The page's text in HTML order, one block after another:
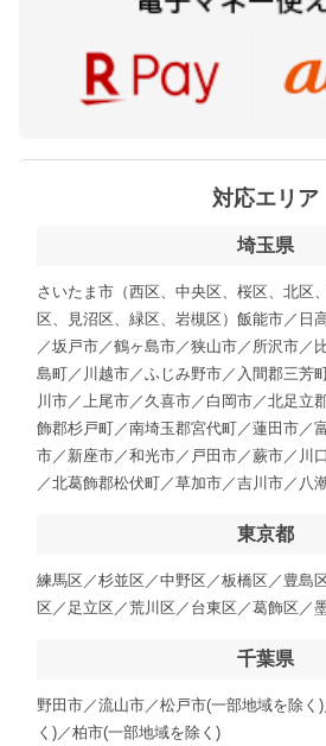
対応エリア
埼玉県
さいたま市（西区、中央区、桜区、北区
区、見沼区、緑区、岩槻区）飯能市／日
／坂戸市／鶴ヶ島市／狭山市／所沢市／
島町／川越市／ふじみ野市／入間郡三芳
川市／上尾市／久喜市／白岡市／北足立
飾郡杉戸町／南埼玉郡宮代町／蓮田市／
市／新座市／和光市／戸田市／蕨市／川
／北葛飾郡松伏町／草加市／吉川市／八
東京都
練馬区／杉並区／中野区／板橋区／豊島
区／足立区／荒川区／台東区／葛飾区／
千葉県
野田市／流山市／松戸市(一部地域を除く
く)／柏市(一部地域を除く)